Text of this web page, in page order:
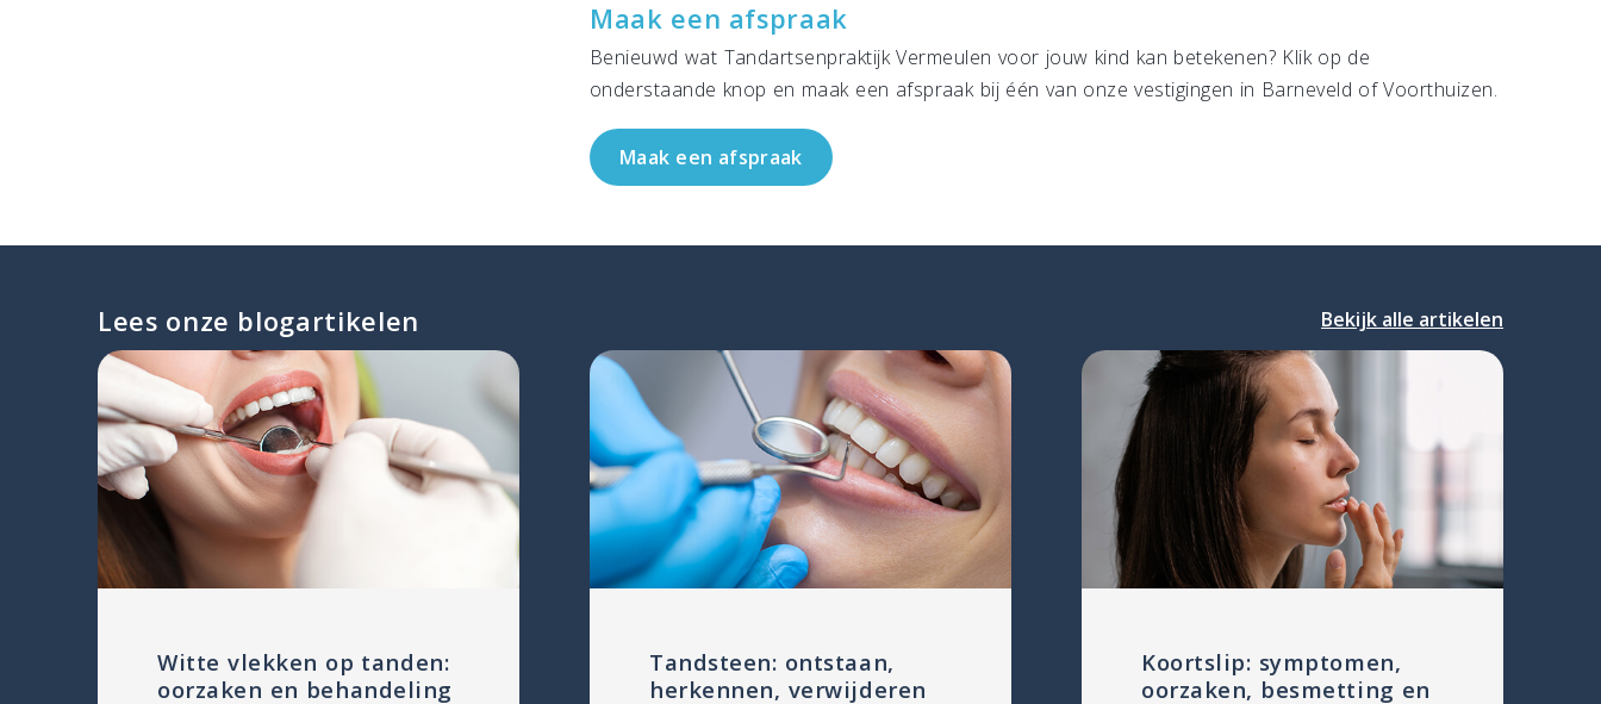
Maak een afspraak
Benieuwd wat Tandartsenpraktijk Vermeulen voor jouw kind kan betekenen? Klik op de
onderstaande knop en maak een afspraak bij één van onze vestigingen in Barneveld of Voorthuizen.
Maak een afspraak
Lees onze blogartikelen Bekijk alle artikelen
Witte vlekken op tanden:
oorzaken en behandeling
Tandsteen: ontstaan,
herkennen, verwijderen
Koortslip: symptomen,
oorzaken, besmetting en